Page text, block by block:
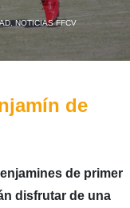
,NOTICIAS FFCV
de
de primer
disfrutar de una